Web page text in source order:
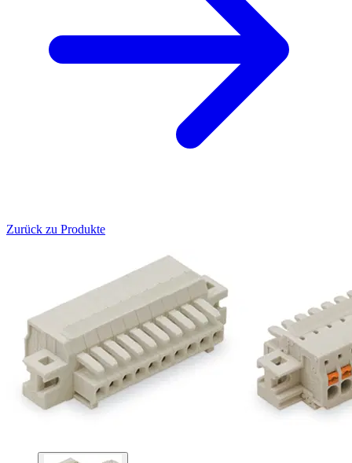
Zurück zu Produkte